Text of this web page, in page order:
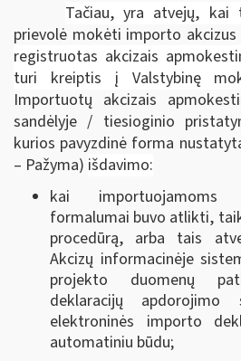
Tačiau, yra atvejų, kai
prievolė mokėti importo akcizus
registruotas akcizais
turi kreiptis į Valstybinę
Importuotų akcizais
sandėlyje / tiesioginio
kurios pavyzdinė forma
– Pažyma) išdavimo:
kai importuojamoms
formalumai buvo atlikti,
procedūrą, arba tais
Akcizų informacinėje
projekto duomenų
deklaracijų apdorojimo
elektroninės importo
automatiniu būdu;